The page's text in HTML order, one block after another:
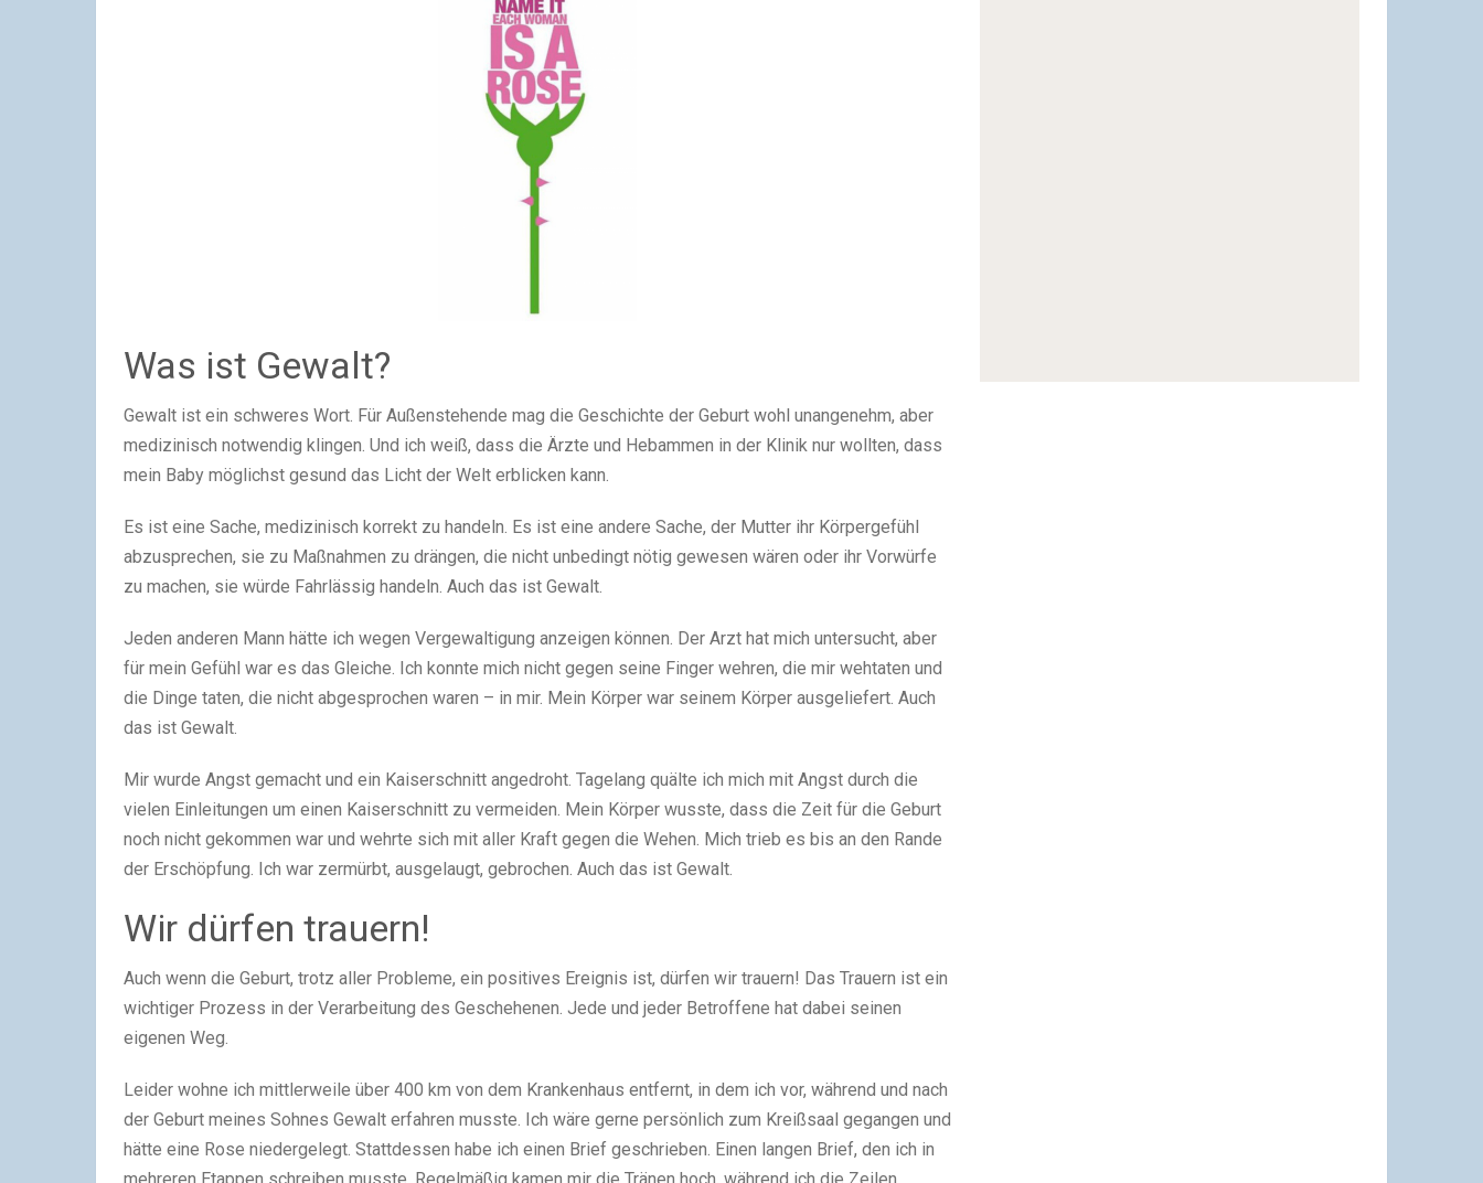
Was ist Gewalt?
Gewalt ist ein schweres Wort. Für Außenstehende mag die Geschichte der Geburt wohl unangenehm, aber
medizinisch notwendig klingen. Und ich weiß, dass die Ärzte und Hebammen in der Klinik nur wollten, dass
mein Baby möglichst gesund das Licht der Welt erblicken kann.
Es ist eine Sache, medizinisch korrekt zu handeln. Es ist eine andere Sache, der Mutter ihr Körpergefühl
abzusprechen, sie zu Maßnahmen zu drängen, die nicht unbedingt nötig gewesen wären oder ihr Vorwürfe
zu machen, sie würde Fahrlässig handeln. Auch das ist Gewalt.
Jeden anderen Mann hätte ich wegen Vergewaltigung anzeigen können. Der Arzt hat mich untersucht, aber
für mein Gefühl war es das Gleiche. Ich konnte mich nicht gegen seine Finger wehren, die mir wehtaten und
die Dinge taten, die nicht abgesprochen waren – in mir. Mein Körper war seinem Körper ausgeliefert. Auch
das ist Gewalt.
Mir wurde Angst gemacht und ein Kaiserschnitt angedroht. Tagelang quälte ich mich mit Angst durch die
vielen Einleitungen um einen Kaiserschnitt zu vermeiden. Mein Körper wusste, dass die Zeit für die Geburt
noch nicht gekommen war und wehrte sich mit aller Kraft gegen die Wehen. Mich trieb es bis an den Rande
der Erschöpfung. Ich war zermürbt, ausgelaugt, gebrochen. Auch das ist Gewalt.
Wir dürfen trauern!
Auch wenn die Geburt, trotz aller Probleme, ein positives Ereignis ist, dürfen wir trauern! Das Trauern ist ein
wichtiger Prozess in der Verarbeitung des Geschehenen. Jede und jeder Betroffene hat dabei seinen
eigenen Weg.
Leider wohne ich mittlerweile über 400 km von dem Krankenhaus entfernt, in dem ich vor, während und nach
der Geburt meines Sohnes Gewalt erfahren musste. Ich wäre gerne persönlich zum Kreißsaal gegangen und
hätte eine Rose niedergelegt. Stattdessen habe ich einen Brief geschrieben. Einen langen Brief, den ich in